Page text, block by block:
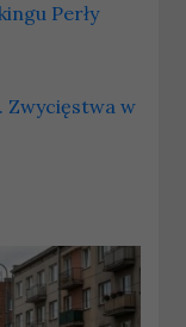
Perły
Zwycięstwa w